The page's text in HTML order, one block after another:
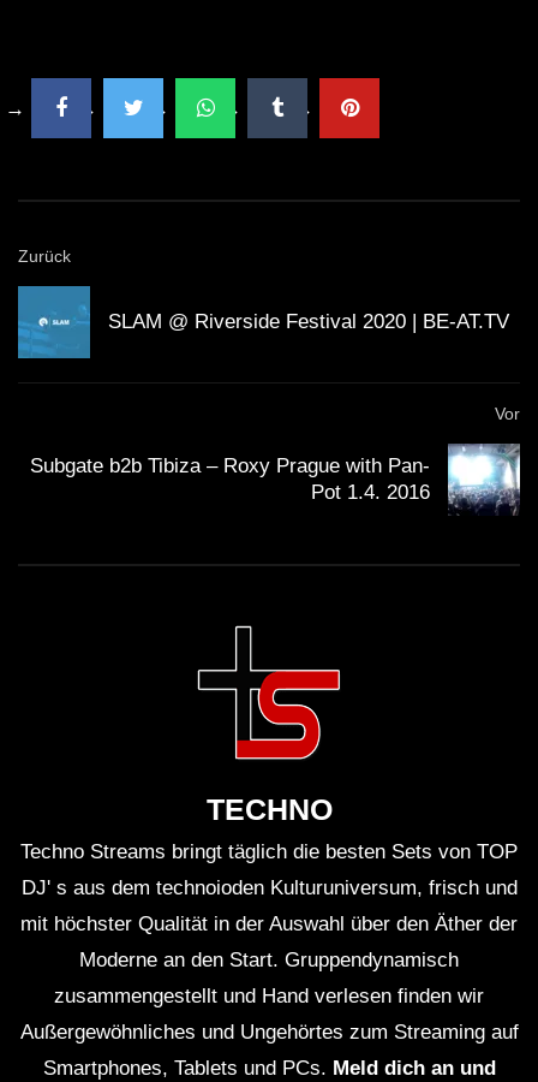
Zurück
SLAM @ Riverside Festival 2020 | BE-AT.TV
Vor
Subgate b2b Tibiza – Roxy Prague with Pan-
Pot 1.4. 2016
TECHNO
Techno Streams bringt täglich die besten Sets von TOP
DJ' s aus dem technoioden Kulturuniversum, frisch und
mit höchster Qualität in der Auswahl über den Äther der
Moderne an den Start. Gruppendynamisch
zusammengestellt und Hand verlesen finden wir
Außergewöhnliches und Ungehörtes zum Streaming auf
Smartphones, Tablets und PCs. Meld dich an und